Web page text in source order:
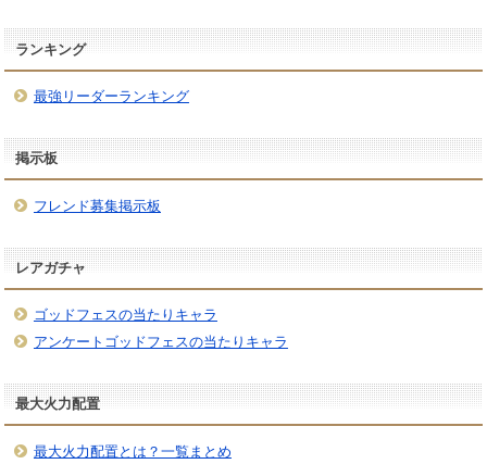
ランキング
最強リーダーランキング
掲示板
フレンド募集掲示板
レアガチャ
ゴッドフェスの当たりキャラ
アンケートゴッドフェスの当たりキャラ
最大火力配置
最大火力配置とは？一覧まとめ